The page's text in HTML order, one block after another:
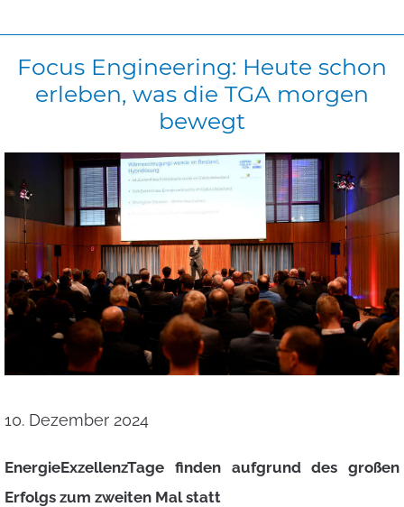
Focus Engineering: Heute schon
erleben, was die TGA morgen
bewegt
10. Dezember 2024
EnergieExzellenzTage finden aufgrund des großen
Erfolgs zum zweiten Mal statt